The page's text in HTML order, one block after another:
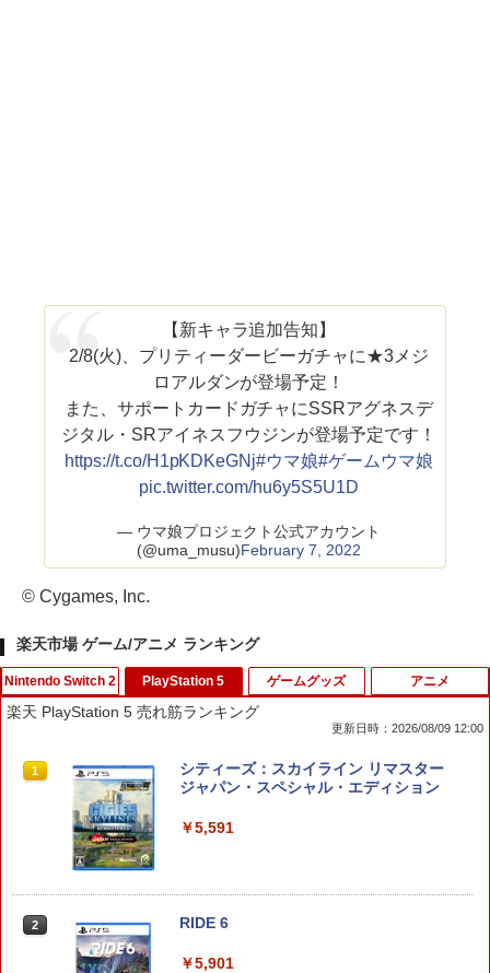
【新キャラ追加告知】
2/8(火)、プリティーダービーガチャに★3メジ
ロアルダンが登場予定！
また、サポートカードガチャにSSRアグネスデ
ジタル・SRアイネスフウジンが登場予定です！
https://t.co/H1pKDKeGNj#ウマ娘#ゲームウマ娘
pic.twitter.com/hu6y5S5U1D
— ウマ娘プロジェクト公式アカウント
(@uma_musu)February 7, 2022
© Cygames, Inc.
楽天市場 ゲーム/アニメ ランキング
Nintendo Switch 2
1
ホリ ワイヤレスホリパッド TURBO for
Nintendo Switch 2 ルビーマゼンタ [N
2
【特典】ドラゴンクエストモンスターズ
witch2版(【早期購入封入特典】冒険ス
PlayStation 5
楽天 PlayStation 5 売れ筋ランキング
更新日時：2026/08/09 12:00
1
シティーズ：スカイライン リマスター
ジャパン・スペシャル・エディション
￥5,591
2 RIDE 6
￥5,901
ゲームグッズ アニメ